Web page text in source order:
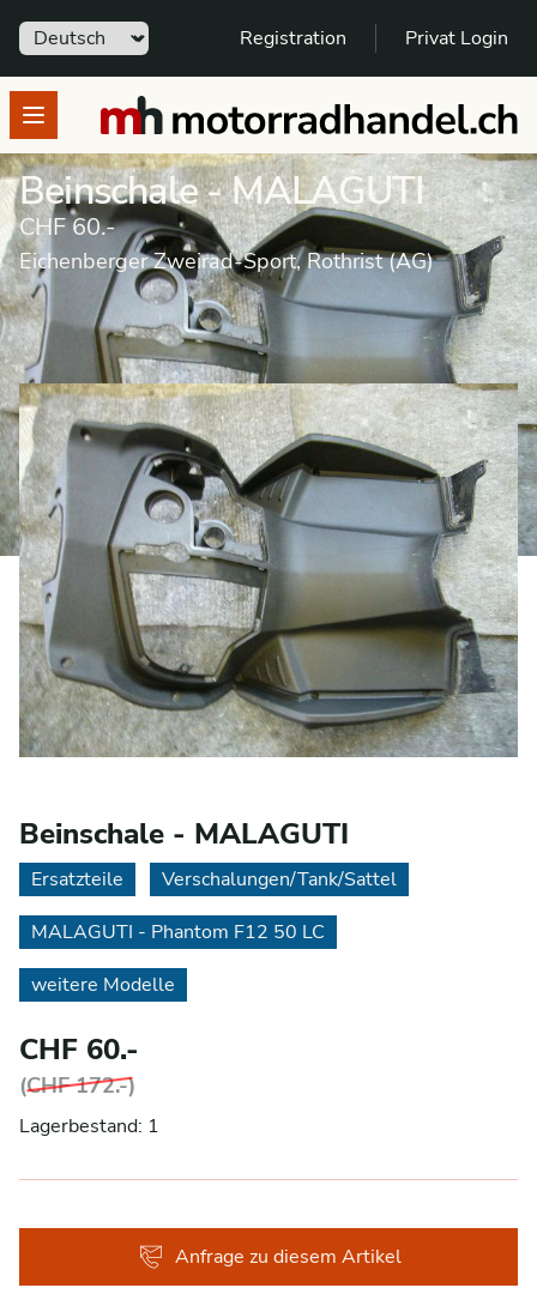
Sprache Registration Privat Login
Open menumotorradhandel.ch
Beinschale - MALAGUTI
CHF 60.-
Eichenberger Zweirad-Sport, Rothrist (AG)
Marktplatz Ersatzteile Verschalungen/Tank/Sattel
Beinschale - MALAGUTI
Ersatzteile
Verschalungen/Tank/Sattel
MALAGUTI - Phantom F12 50 LC
weitere Modelle
CHF 60.-
(CHF 172.-)
Lagerbestand: 1
Anfrage zu diesem Artikel